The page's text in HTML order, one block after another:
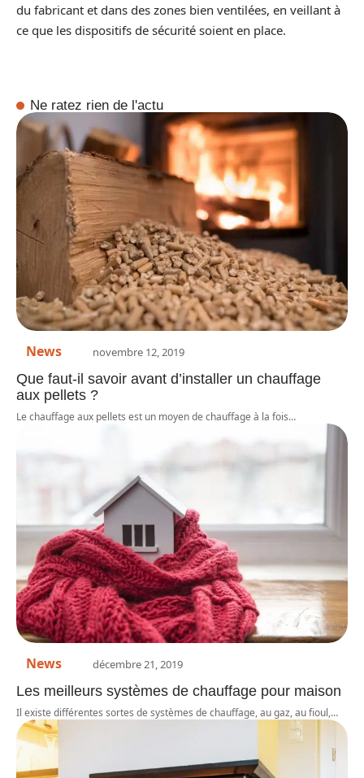
du fabricant et dans des zones bien ventilées, en veillant à
ce que les dispositifs de sécurité soient en place.
Ne ratez rien de l'actu
News novembre 12, 2019
Que faut-il savoir avant d’installer un chauffage
aux pellets ?
Le chauffage aux pellets est un moyen de chauffage à la fois…
News décembre 21, 2019
Les meilleurs systèmes de chauffage pour maison
Il existe différentes sortes de systèmes de chauffage, au gaz, au fioul,…